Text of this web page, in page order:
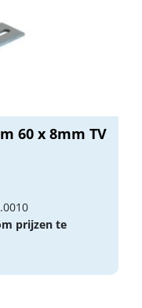
60 x 8mm TV
prijzen te